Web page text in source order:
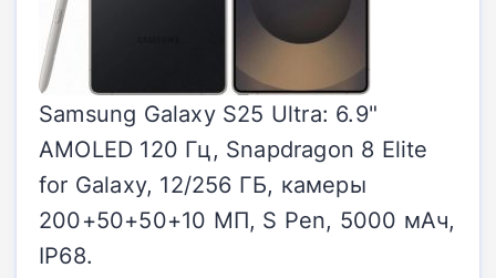
Samsung Galaxy S25 Ultra: 6.9"
AMOLED 120 Гц, Snapdragon 8 Elite
for Galaxy, 12/256 ГБ, камеры
200+50+50+10 МП, S Pen, 5000 мАч,
IP68.